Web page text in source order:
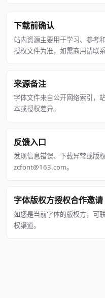
下载前确认
站内资源主要用于学习、参考
授权文件为准，如需商用请联
来源备注
字体文件来自公开网络索引，
本或授权差异。
反馈入口
发现信息错误、下载异常或版
zcfont@163.com。
字体版权方授权合作邀请
如您是当前字体的版权方，可
权渠道。